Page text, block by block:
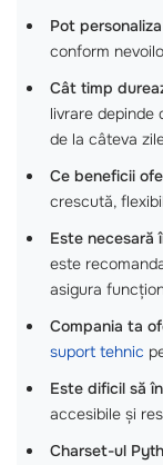
Pot
conform
Cât timp
livrare depinde
de la câteva
Ce beneficii
crescută,
Este necesară
este
asigura
Compania ta
suport tehnic
Este dificil să
accesibile și
Charset-ul